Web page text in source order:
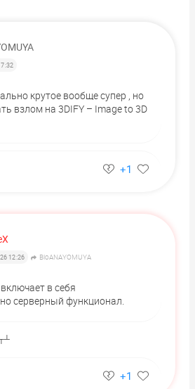
крутое вообще супер , но
взлом на 3DIFY – Image to 3D
+1
12:26 BioANAYOMUYA
в себя
серверный функционал.
+1